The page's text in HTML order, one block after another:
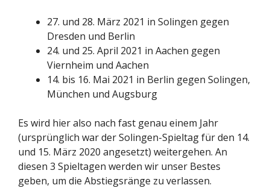
27. und 28. März 2021 in Solingen gegen
Dresden und Berlin
24. und 25. April 2021 in Aachen gegen
Viernheim und Aachen
14. bis 16. Mai 2021 in Berlin gegen Solingen,
München und Augsburg
Es wird hier also nach fast genau einem Jahr
(ursprünglich war der Solingen-Spieltag für den 14.
und 15. März 2020 angesetzt) weitergehen. An
diesen 3 Spieltagen werden wir unser Bestes
geben, um die Abstiegsränge zu verlassen.